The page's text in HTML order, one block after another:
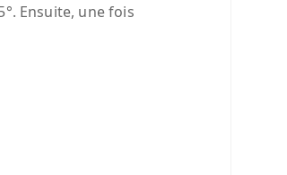
Ensuite, une fois